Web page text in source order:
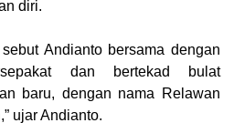
diri.
Andianto bersama dengan
dan bertekad bulat
baru, dengan nama Relawan
ujar Andianto.